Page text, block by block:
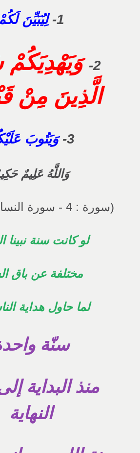
لِيُبَيِّنَ لَكُمْ
2- وَيَهْدِيَكُمْ
الَّذِينَ مِنْ
3- وَيَتُوبَ
وَاللَّهُ عَلِيمٌ حَكِيمٌ
(سورة : 4 - سورة النساء, اية : 26)
لو كانت سنة نبينا
مختلفة عن باق
لما حاول هداية
سنّة واحدة
منذ البداية
النهاية